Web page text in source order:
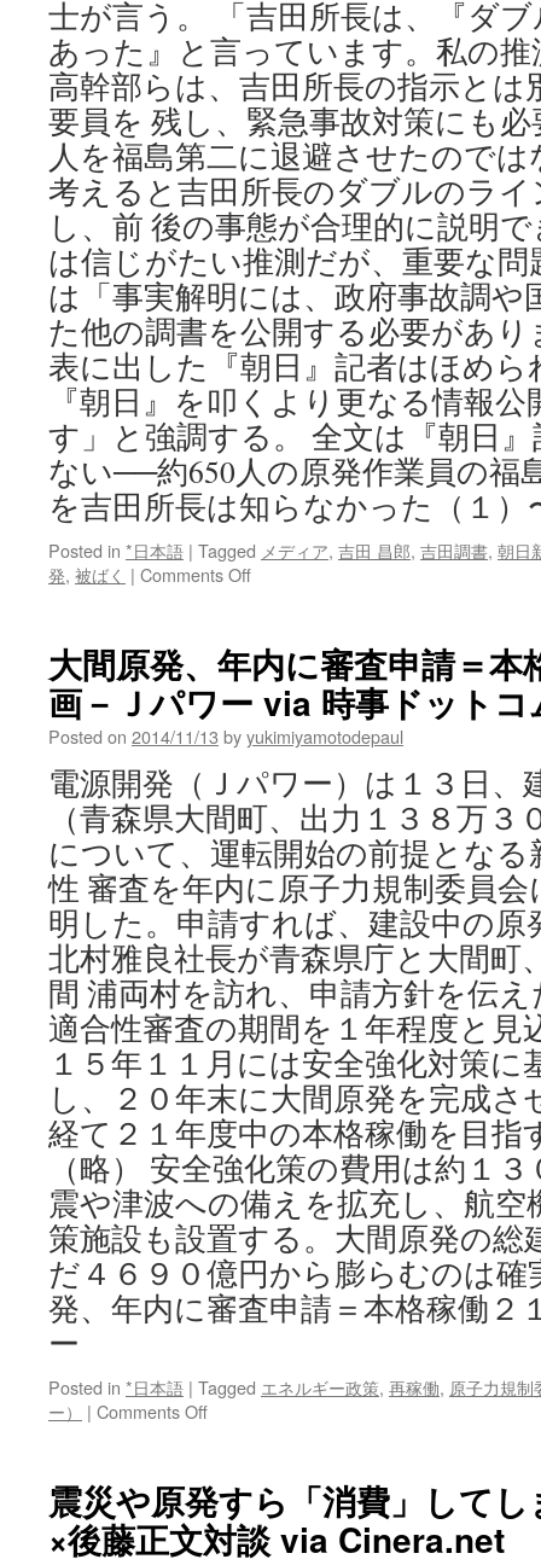
士が言う。 「吉田所長は、『ダ
あった』と言っています。私の
高幹部らは、吉田所長の指示とは
要員を 残し、緊急事故対策にも
人を福島第二に退避させたので
考えると吉田所長のダブルのラ
し、前 後の事態が合理的に説明
は信じがたい推測だが、重要な
は「事実解明には、政府事故調や
た他の調書を公開する必要があり
表に出した『朝日』記者はほめ
『朝日』を叩くより更なる情報
す」と強調する。 全文は『朝日
ない──約650人の原発作業員の福
を吉田所長は知らなかった（１）
Posted in *日本語 | Tagged メディア, 吉田 昌郎, 吉田調書, 朝日
発, 被ばく | Comments Offon
記
事
は
「誤
報」
で
は
な
い
──
約
650
人
の
原
発
作
業
員
の
福
島
第
二
原
発
へ
の
退
吉
は
知
ら
大間原発、年内に審査申請＝本
画－Ｊパワー via 時事ドットコ
Posted on 2014/11/13 byyukimiyamotodepaul
電源開発（Ｊパワー）は１３日、
（青森県大間町、出力１３８万
について、運転開始の前提とな
性 審査を年内に原子力規制委員
明した。申請すれば、建設中の
北村雅良社長が青森県庁と大間町
間 浦両村を訪れ、申請方針を伝
適合性審査の期間を１年程度と見
１５年１１月には安全強化対策に
し、２０年末に大間原発を完成
経て２１年度中の本格稼働を目指
（略） 安全強化策の費用は約１
震や津波への備えを拡充し、航
策施設も設置する。大間原発の総
だ４６９０億円から膨らむのは確
発、年内に審査申請＝本格稼働２
ー
Posted in *日本語 | Tagged エネルギー政策, 再稼働, 原子力規制
ー）
| Comments Offon
原
発、
年
内
震災や原発すら「消費」して
×後藤正文対談 via Cinera.net